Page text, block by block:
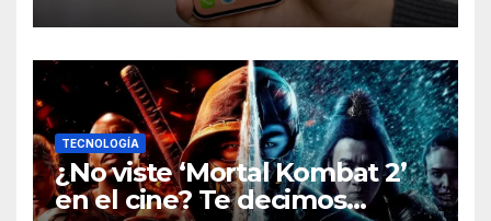
TECNOLOGÍA
¿No viste ‘Mortal Kombat 2’
en el cine? Te decimos